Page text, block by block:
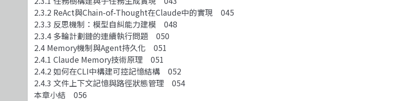
2.3.2 ReAct與Chain-of-Thought在Claude中的實現 045
2.3.3 反思機制：模型自糾能力建模 048
2.3.4 多輪計劃鏈的連續執行問題 050
2.4 Memory機制與Agent持久化 051
2.4.1 Claude Memory技術原理 051
2.4.2 如何在CLI中構建可控記憶結構 052
2.4.3 文件上下文記憶與路徑狀態管理 054
本章小結 056